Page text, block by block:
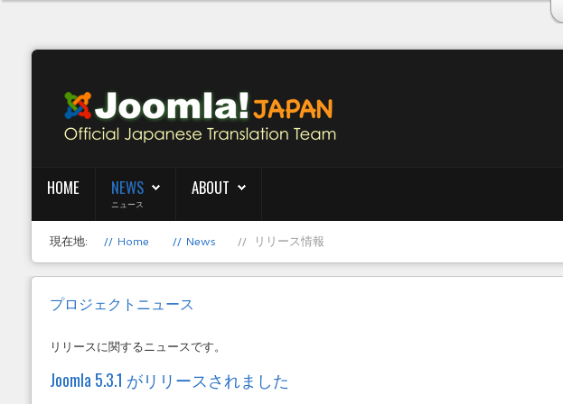
HOME NEWS
ニュース
ABOUT
現在地: Home News リリース情報
プロジェクトニュース
リリースに関するニュースです。
Joomla 5.3.1 がリリースされました